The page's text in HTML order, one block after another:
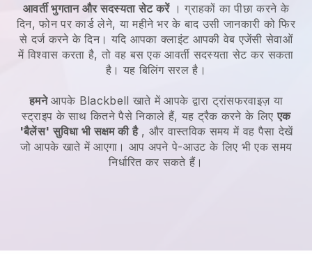
आवर्ती भुगतान और सदस्यता सेट करें। ग्राहकों का पीछा करने के
दिन, फोन पर कार्ड लेने, या महीने भर के बाद उसी जानकारी को फिर
से दर्ज करने के दिन। यदि आपका क्लाइंट आपकी वेब एजेंसी सेवाओं
में विश्वास करता है, तो वह बस एक आवर्ती सदस्यता सेट कर सकता
है। यह बिलिंग सरल है।
हमनेआपके Blackbell खाते में आपके द्वारा ट्रांसफरवाइज़ या
स्ट्राइप के साथ कितने पैसे निकाले हैं, यह ट्रैक करने के लिएएक
'बैलेंस' सुविधा भी सक्षम की है, और वास्तविक समय में वह पैसा देखें
जो आपके खाते में आएगा। आप अपने पे-आउट के लिए भी एक समय
निर्धारित कर सकते हैं।